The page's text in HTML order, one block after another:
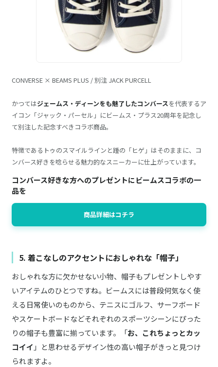
CONVERSE × BEAMS PLUS / 別注 JACK PURCELL
かつてはジェームス・ディーンをも魅了したコンバースを代表するア
イコン「ジャック・パーセル」にビームス・プラス20周年を記念し
て別注した記念すべきコラボ商品。
特徴であるトゥのスマイルラインと踵の「ヒゲ」はそのままに、コ
ンバース好きを唸らせる魅力的なスニーカーに仕上がっています。
コンバース好きな方へのプレゼントにビームスコラボの一
品を
商品詳細はコチラ
5. 着こなしのアクセントにおしゃれな「帽子」
おしゃれな方に欠かせない小物、帽子もプレゼントしやす
いアイテムのひとつですね。ビームスには普段何気なく使
える日常使いのものから、テニスにゴルフ、サーフボード
やスケートボードなどそれぞれのスポーツシーンにぴった
りの帽子も豊富に揃っています。「お、これちょっとカッ
コイイ 」と思わせるデザイン性の高い帽子がきっと見つけ
られますよ。